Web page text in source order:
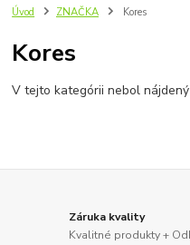
Úvod ZNAČKA Kores
Kores
V tejto kategórii nebol
Záruka kvality
Kvalitné produkty +